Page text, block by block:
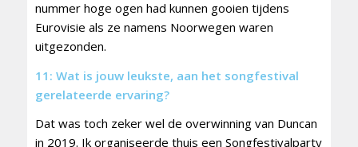
nummer hoge ogen had kunnen gooien tijdens
Eurovisie als ze namens Noorwegen waren
uitgezonden.
11: Wat is jouw leukste, aan het songfestival
gerelateerde ervaring?
Dat was toch zeker wel de overwinning van Duncan
in 2019. Ik organiseerde thuis een Songfestivalparty